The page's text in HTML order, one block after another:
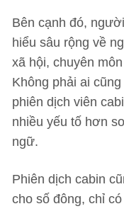
Bên cạnh đó,
hiểu sâu rộng về
xã hội, chuyên
Không phải ai
phiên dịch viên
nhiều yếu tố hơn
ngữ.
Phiên dịch cabin
cho số đông, chỉ